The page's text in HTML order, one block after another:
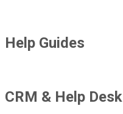
Help Guides
CRM & Help Desk